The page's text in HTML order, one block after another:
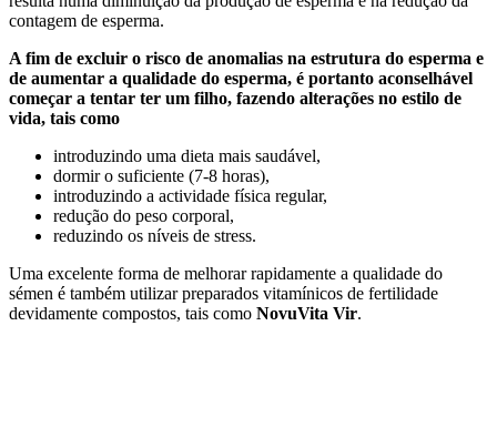
contagem de esperma.
A fim de excluir o risco de anomalias na estrutura do esperma e
de aumentar a qualidade do esperma, é portanto aconselhável
começar a tentar ter um filho, fazendo alterações no estilo de
vida, tais como
introduzindo uma dieta mais saudável,
dormir o suficiente (7-8 horas),
introduzindo a actividade física regular,
redução do peso corporal,
reduzindo os níveis de stress.
Uma excelente forma de melhorar rapidamente a qualidade do
sémen é também utilizar preparados vitamínicos de fertilidade
devidamente compostos, tais como NovuVita Vir.